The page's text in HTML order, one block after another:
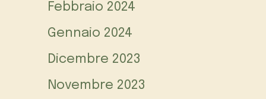
Febbraio 2024
Gennaio 2024
Dicembre 2023
Novembre 2023